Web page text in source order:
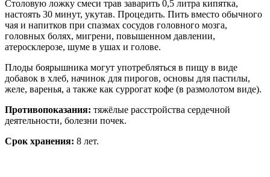
Столовую ложку смеси трав заварить 0,5 литра кипятка,
настоять 30 минут, укутав. Процедить. Пить вместо обычного
чая и напитков при спазмах сосудов головного мозга,
головных болях, мигрени, повышенном давлении,
атеросклерозе, шуме в ушах и голове.
Плоды боярышника могут употребляться в пищу в виде
добавок в хлеб, начинок для пирогов, основы для пастилы,
желе, варенья, а также как суррогат кофе (в размолотом виде).
Противопоказания: тяжёлые расстройства сердечной
деятельности, болезни почек.
Срок хранения: 8 лет.